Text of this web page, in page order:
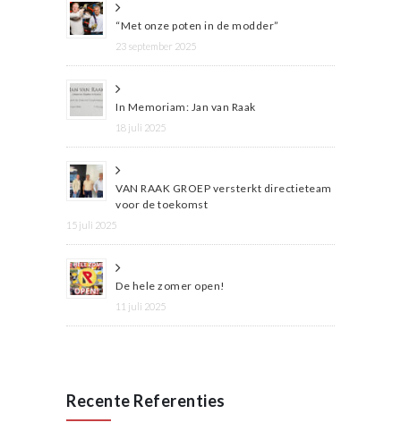
“Met onze poten in de modder”
23 september 2025
In Memoriam: Jan van Raak
18 juli 2025
VAN RAAK GROEP versterkt directieteam
voor de toekomst
15 juli 2025
De hele zomer open!
11 juli 2025
Recente Referenties